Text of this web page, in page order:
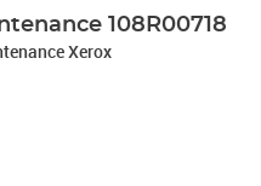
108R00718
Xerox